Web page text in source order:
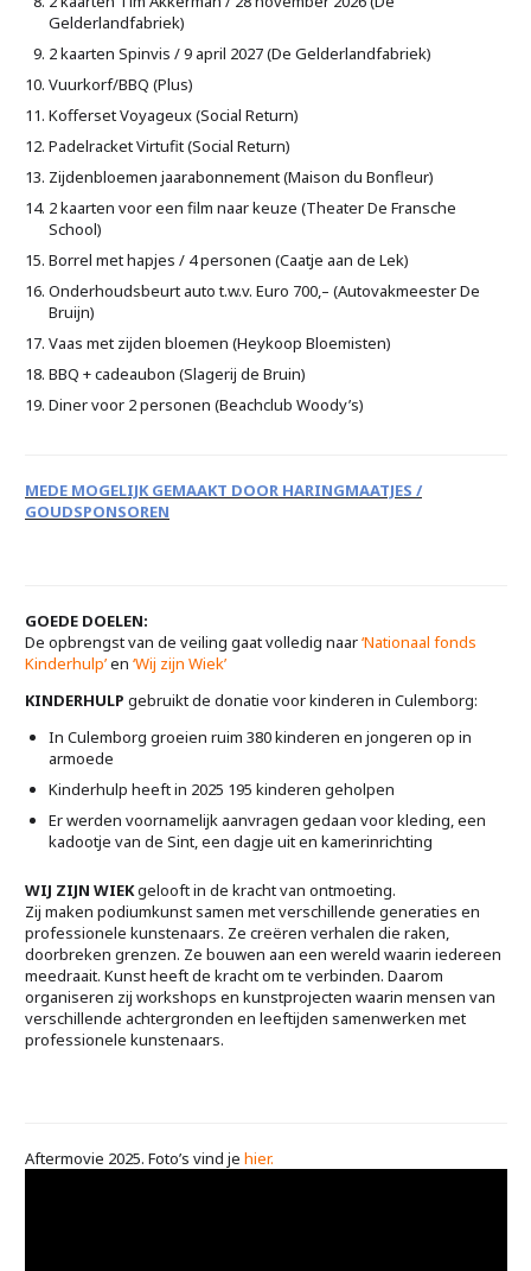
Gelderlandfabriek)
2 kaarten Spinvis / 9 april 2027 (De Gelderlandfabriek)
Vuurkorf/BBQ (Plus)
Kofferset Voyageux (Social Return)
Padelracket Virtufit (Social Return)
Zijdenbloemen jaarabonnement (Maison du Bonfleur)
2 kaarten voor een film naar keuze (Theater De Fransche
School)
Borrel met hapjes / 4 personen (Caatje aan de Lek)
Onderhoudsbeurt auto t.w.v. Euro 700,– (Autovakmeester De
Bruijn)
Vaas met zijden bloemen (Heykoop Bloemisten)
BBQ + cadeaubon (Slagerij de Bruin)
Diner voor 2 personen (Beachclub Woody’s)
MEDE MOGELIJK GEMAAKT DOOR HARINGMAATJES /
GOUDSPONSOREN
GOEDE DOELEN:
De opbrengst van de veiling gaat volledig naar‘Nationaal fonds
Kinderhulp’en ‘Wij zijn Wiek’
KINDERHULP gebruikt de donatie voor kinderen in Culemborg:
In Culemborg groeien ruim 380 kinderen en jongeren op in
armoede
Kinderhulp heeft in 2025 195 kinderen geholpen
Er werden voornamelijk aanvragen gedaan voor kleding, een
kadootje van de Sint, een dagje uit en kamerinrichting
WIJ ZIJN WIEKgelooft in de kracht van ontmoeting.
Zij maken podiumkunst samen met verschillende generaties en
professionele kunstenaars. Ze creëren verhalen die raken,
doorbreken grenzen. Ze bouwen aan een wereld waarin iedereen
meedraait. Kunst heeft de kracht om te verbinden. Daarom
organiseren zij workshops en kunstprojecten waarin mensen van
verschillende achtergronden en leeftijden samenwerken met
professionele kunstenaars.
Aftermovie 2025. Foto’s vind je hier.